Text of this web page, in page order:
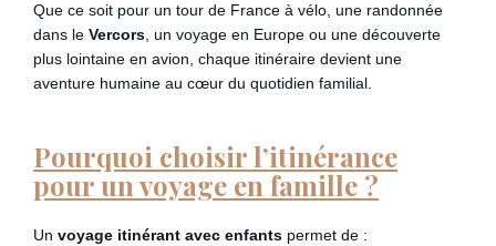
Que ce soit pour un tour de France à vélo, une randonnée
dans le Vercors, un voyage en Europe ou une découverte
plus lointaine en avion, chaque itinéraire devient une
aventure humaine au cœur du quotidien familial.
Pourquoi choisir l’itinérance
pour un voyage en famille ?
Un voyage itinérant avec enfants permet de :